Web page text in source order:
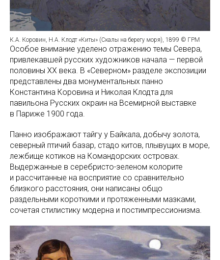
К.А. Коровин, Н.А. Клодт «Киты» (Скалы на берегу моря), 1899 © ГРМ
Особое внимание уделено отражению темы Севера,
привлекавшей русских художников начала — первой
половины XX века. В «Северном» разделе экспозиции
представлены два монументальных панно
Константина Коровина и Николая Клодта для
павильона Русских окраин на Всемирной выставке
в Париже 1900 года.
Панно изображают тайгу у Байкала, добычу золота,
северный птичий базар, стадо китов, плывущих в море,
лежбище котиков на Командорских островах.
Выдержанные в серебристо-зеленом колорите
и рассчитанные на восприятие со сравнительно
близкого расстояния, они написаны общо
раздельными короткими и протяженными мазками,
сочетая стилистику модерна и постимпрессионизма.